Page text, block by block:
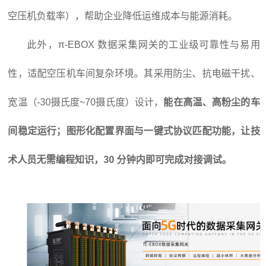
空压机负载率），帮助企业降低运维成本与能源消耗。
此外，π-EBOX 数据采集网关的工业级可靠性与易用
性，适配空压机车间复杂环境。其采用防尘、抗电磁干扰、
宽温（-30摄氏度~70摄氏度）设计， 能在高温、高粉尘的车
间稳定运行；图形化配置界面与一键式协议匹配功能，让技
术人员无需编程知识，30 分钟内即可完成对接调试。